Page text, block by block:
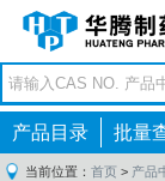
产品目录 批量
当前位置： 首页 > 产品